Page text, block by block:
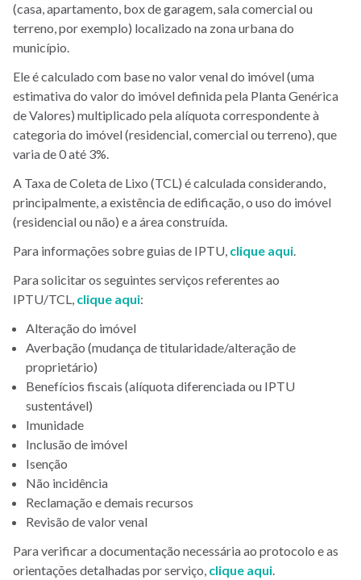
(casa, apartamento, box de garagem, sala comercial ou
terreno, por exemplo) localizado na zona urbana do
município.
Ele é calculado com base no valor venal do imóvel (uma
estimativa do valor do imóvel definida pela Planta Genérica
de Valores) multiplicado pela alíquota correspondente à
categoria do imóvel (residencial, comercial ou terreno), que
varia de 0 até 3%.
A Taxa de Coleta de Lixo (TCL) é calculada considerando,
principalmente, a existência de edificação, o uso do imóvel
(residencial ou não) e a área construída.
Para informações sobre guias de IPTU, clique aqui.
Para solicitar os seguintes serviços referentes ao
IPTU/TCL, clique aqui:
Alteração do imóvel
Averbação (mudança de titularidade/alteração de
proprietário)
Benefícios fiscais (alíquota diferenciada ou IPTU
sustentável)
Imunidade
Inclusão de imóvel
Isenção
Não incidência
Reclamação e demais recursos
Revisão de valor venal
Para verificar a documentação necessária ao protocolo e as
orientações detalhadas por serviço, clique aqui.